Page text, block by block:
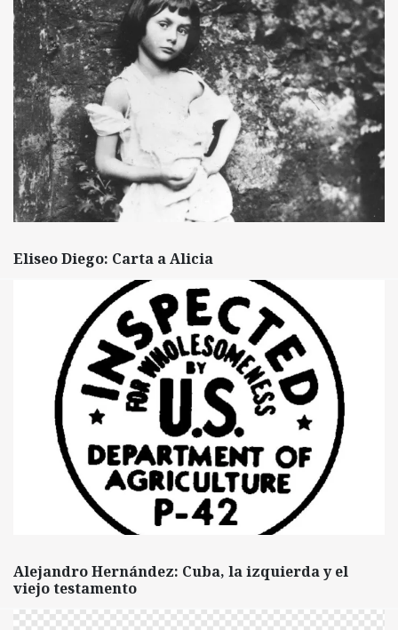
Eliseo Diego: Carta a Alicia
Alejandro Hernández: Cuba, la izquierda y el
viejo testamento